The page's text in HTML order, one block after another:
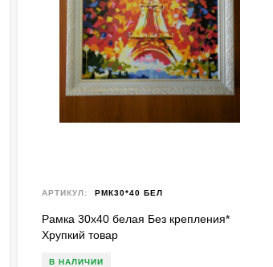
АРТИКУЛ: РМК30*40 БЕЛ
Рамка 30х40 белая Без крепления*
Хрупкий товар
В НАЛИЧИИ